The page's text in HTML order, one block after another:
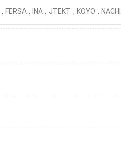
, FERSA , INA , JTEKT , KOYO , NACHI